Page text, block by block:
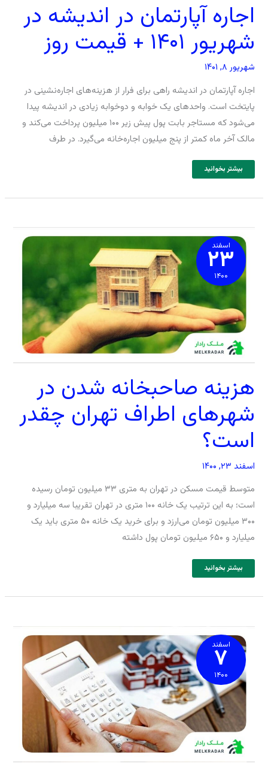
اجاره آپارتمان در اندیشه در
شهریور ۱۴۰۱ + قیمت روز
شهریور ۸, ۱۴۰۱
اجاره آپارتمان در اندیشه راهی برای فرار از هزینه‌های اجاره‌نشینی در
پایتخت است. واحد‌های یک خوابه و دوخوابه زیادی در اندیشه پیدا
می‌شود که مستاجر بابت پول پیش زیر ۱۰۰ میلیون پرداخت می‌کند و
مالک آخر ماه کمتر از پنج میلیون اجاره‌خانه می‌گیرد. در طرف
بیشتر بخوانید
اسفند
۲۳
۱۴۰۰
هزینه صاحبخانه شدن در
شهرهای اطراف تهران چقدر
است؟
اسفند ۲۳, ۱۴۰۰
متوسط قیمت مسکن در تهران به متری ۳۳ میلیون تومان رسیده
است؛ به این ترتیب یک خانه ۱۰۰ متری در تهران تقریبا سه میلیارد و
۳۰۰ میلیون تومان می‌ارزد و برای خرید یک خانه ۵۰ متری باید یک
میلیارد و ۶۵۰ میلیون تومان پول داشته
هزینه
صاحبخانه
شدن
در
شهرهای
اطراف
چقدر
است؟
بیشتر بخوانید
اسفند
۷
۱۴۰۰
مسکن
شهرهای
جدید
اطراف
سال
۱۴۰۰